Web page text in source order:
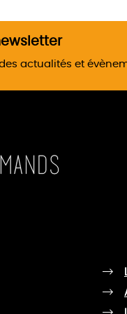
actualités et